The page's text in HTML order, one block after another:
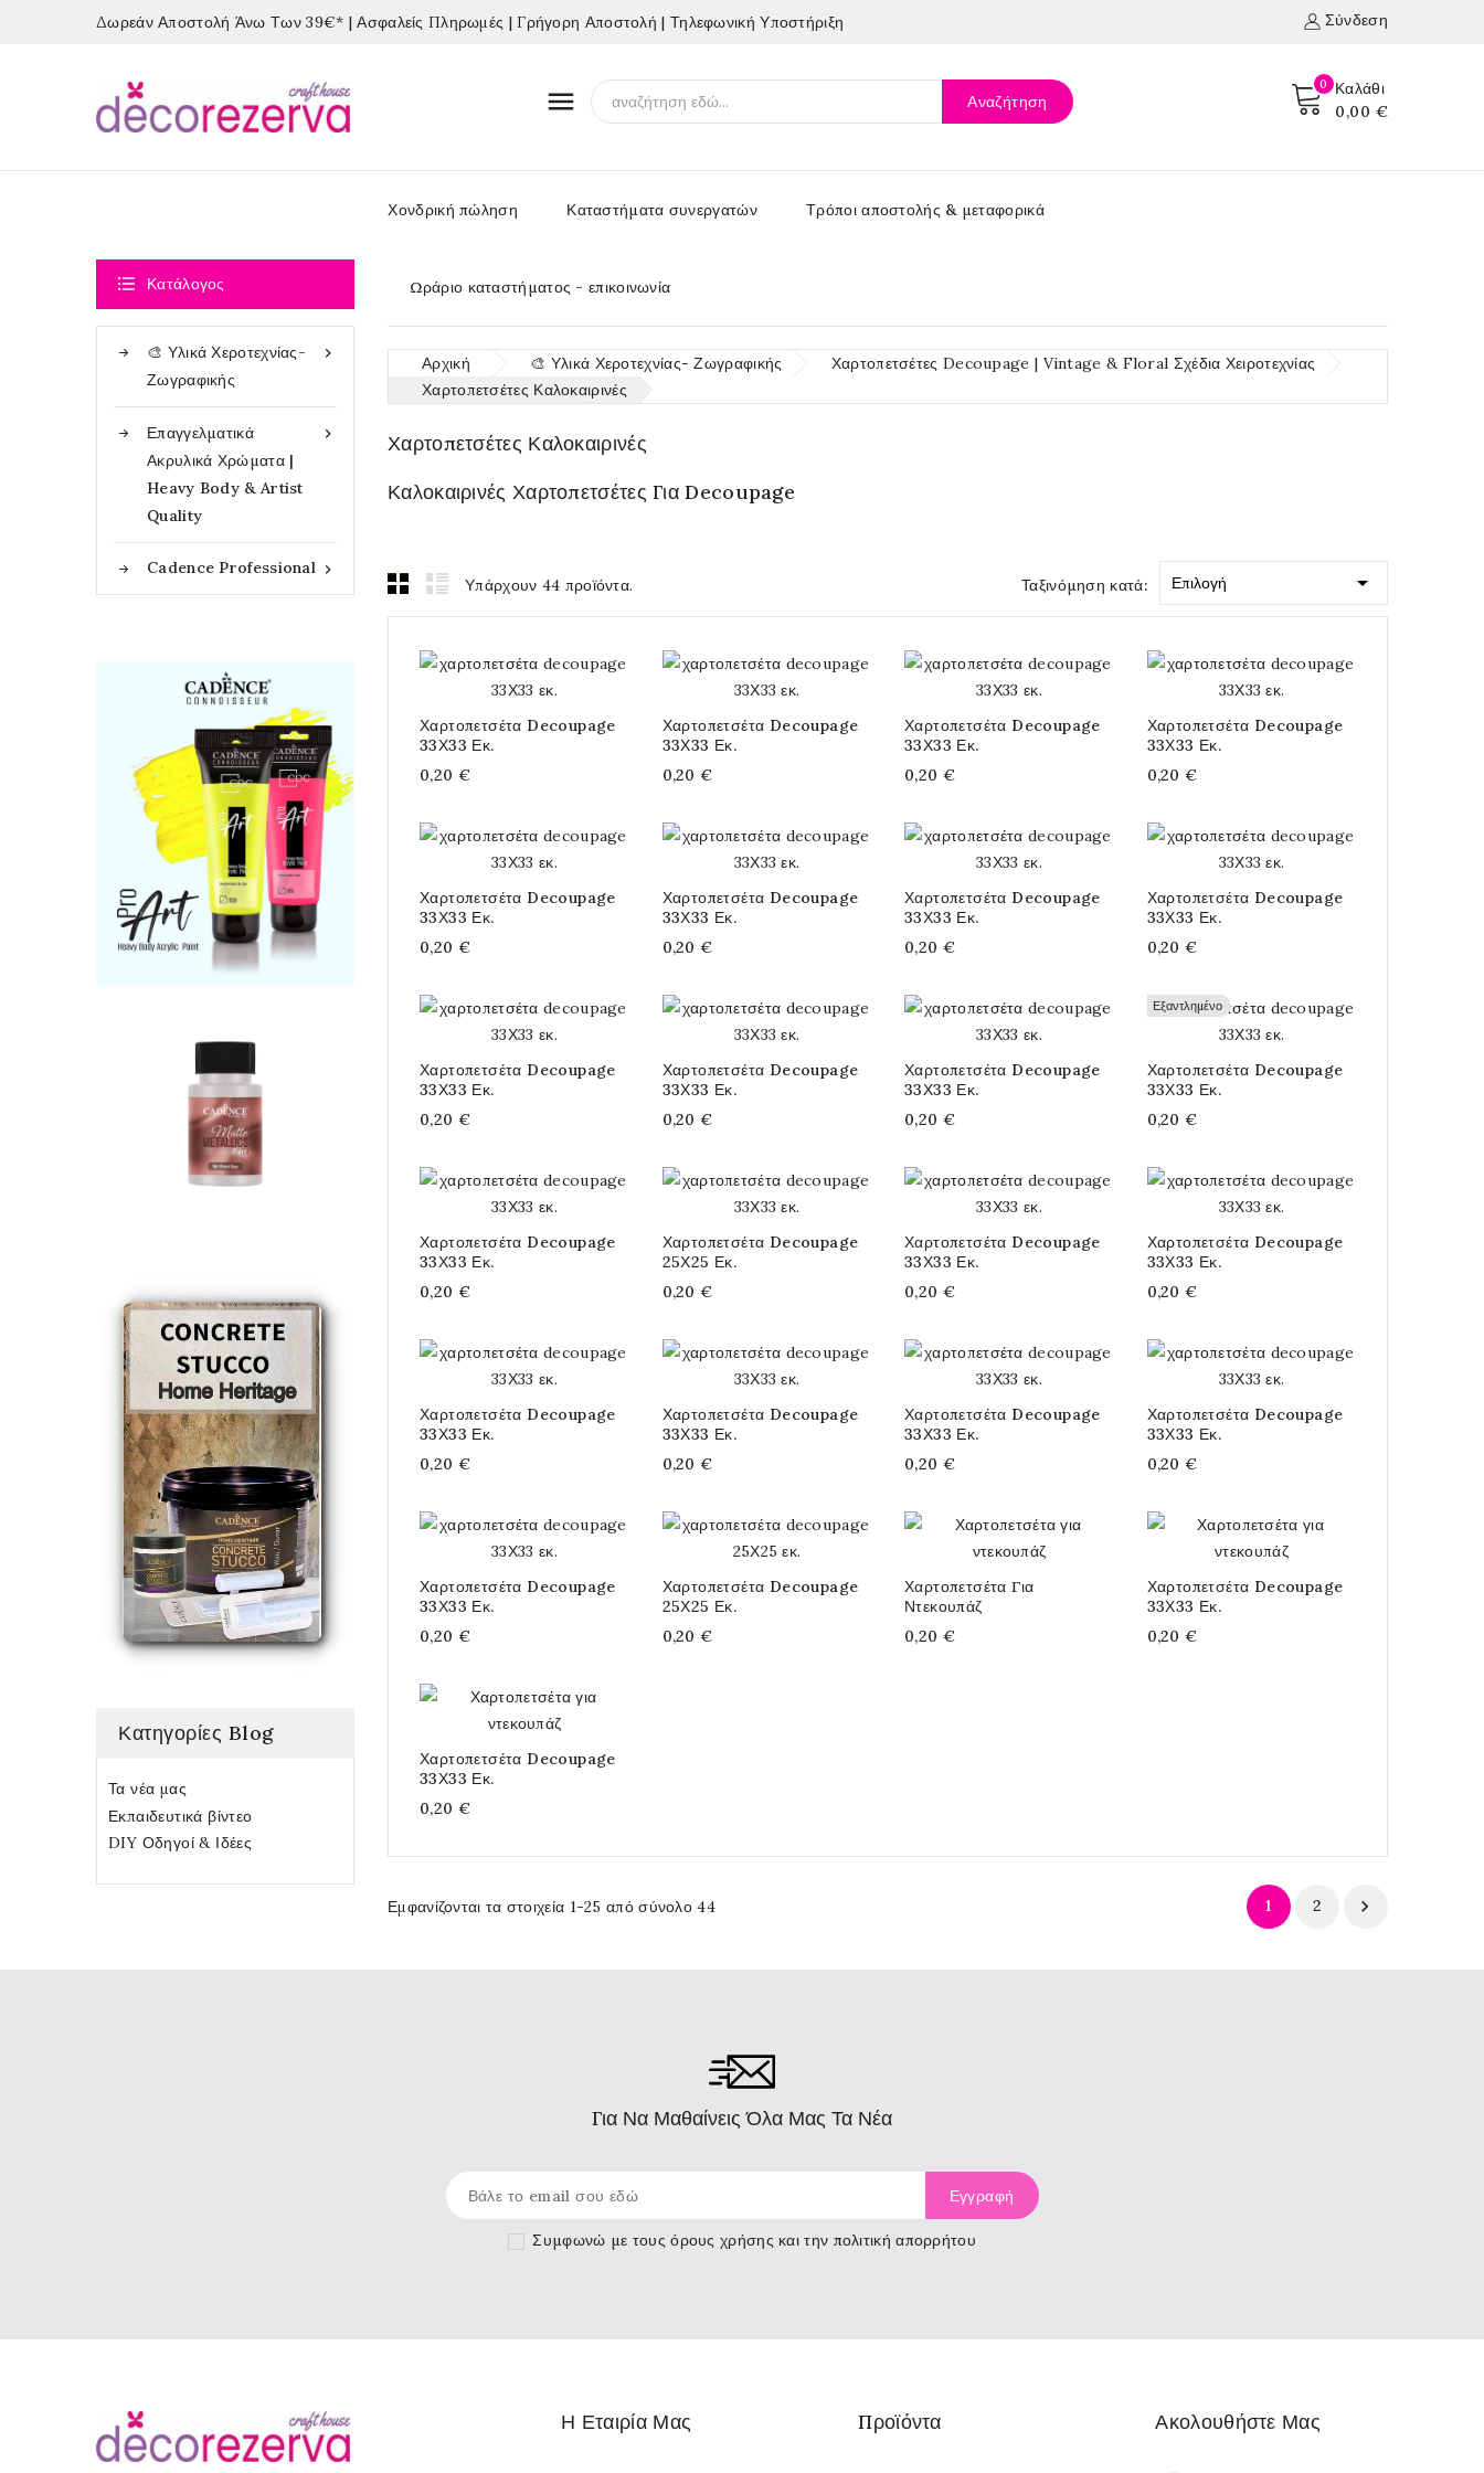
Δωρεάν Αποστολή Άνω Των 39€* | Ασφαλείς Πληρωμές | Γρήγορη Αποστολή | Τηλεφωνική Υποστήριξη Σύνδεση
0
Καλάθι
0,00 €
 Αναζήτηση
Χονδρική πώληση Καταστήματα συνεργατών Τρόποι αποστολής & μεταφορικά
Ωράριο καταστήματος - επικοινωνία
 Κατάλογος

🎨 Υλικά Χεροτεχνίας-
Ζωγραφικής

Επαγγελματικά
Ακρυλικά Χρώματα |
Heavy Body & Artist
Quality

Cadence Professional
Κατηγορίες Blog
Τα νέα μας
Εκπαιδευτικά βίντεο
DIY Οδηγοί & Ιδέες
Αρχική 🎨 Υλικά Χεροτεχνίας- Ζωγραφικής
Χαρτοπετσέτες Decoupage | Vintage & Floral Σχέδια Χειροτεχνίας
Χαρτοπετσέτες Καλοκαιρινές
Χαρτοπετσέτες Καλοκαιρινές
Καλοκαιρινές Χαρτοπετσέτες Για Decoupage
Υπάρχουν 44 προϊόντα. Ταξινόμηση κατά: Επιλογή 
Χαρτοπετσέτα Decoupage
33Χ33 Εκ.
0,20 €
Χαρτοπετσέτα Decoupage
33Χ33 Εκ.
0,20 €
Χαρτοπετσέτα Decoupage
33Χ33 Εκ.
0,20 €
Χαρτοπετσέτα Decoupage
33Χ33 Εκ.
0,20 €
Χαρτοπετσέτα Decoupage
33Χ33 Εκ.
0,20 €
Χαρτοπετσέτα Decoupage
33Χ33 Εκ.
0,20 €
Χαρτοπετσέτα Decoupage
33Χ33 Εκ.
0,20 €
Χαρτοπετσέτα Decoupage
33Χ33 Εκ.
0,20 €
Χαρτοπετσέτα Decoupage
33Χ33 Εκ.
0,20 €
Χαρτοπετσέτα Decoupage
33Χ33 Εκ.
0,20 €
Χαρτοπετσέτα Decoupage
33Χ33 Εκ.
0,20 €
Εξαντλημένο
Χαρτοπετσέτα Decoupage
33Χ33 Εκ.
0,20 €
Χαρτοπετσέτα Decoupage
33Χ33 Εκ.
0,20 €
Χαρτοπετσέτα Decoupage
25Χ25 Εκ.
0,20 €
Χαρτοπετσέτα Decoupage
33Χ33 Εκ.
0,20 €
Χαρτοπετσέτα Decoupage
33Χ33 Εκ.
0,20 €
Χαρτοπετσέτα Decoupage
33Χ33 Εκ.
0,20 €
Χαρτοπετσέτα Decoupage
33Χ33 Εκ.
0,20 €
Χαρτοπετσέτα Decoupage
33Χ33 Εκ.
0,20 €
Χαρτοπετσέτα Decoupage
33Χ33 Εκ.
0,20 €
Χαρτοπετσέτα Decoupage
33Χ33 Εκ.
0,20 €
Χαρτοπετσέτα Decoupage
25Χ25 Εκ.
0,20 €
Χαρτοπετσέτα Για
Ντεκουπάζ
0,20 €
Χαρτοπετσέτα Decoupage
33Χ33 Εκ.
0,20 €
Χαρτοπετσέτα Decoupage
33Χ33 Εκ.
0,20 €
Εμφανίζονται τα στοιχεία 1-25 από σύνολο 44 1 2 
Για Να Μαθαίνεις Όλα Μας Τα Νέα
Συμφωνώ με τουςόρους χρήσης και την πολιτική απορρήτου
Ακολουθήστε Μας
Προϊόντα
Η Εταιρία Μας